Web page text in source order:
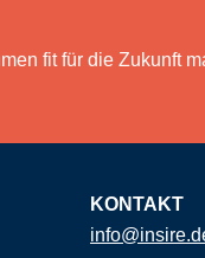
fit für die Zukunft
KONTAKT